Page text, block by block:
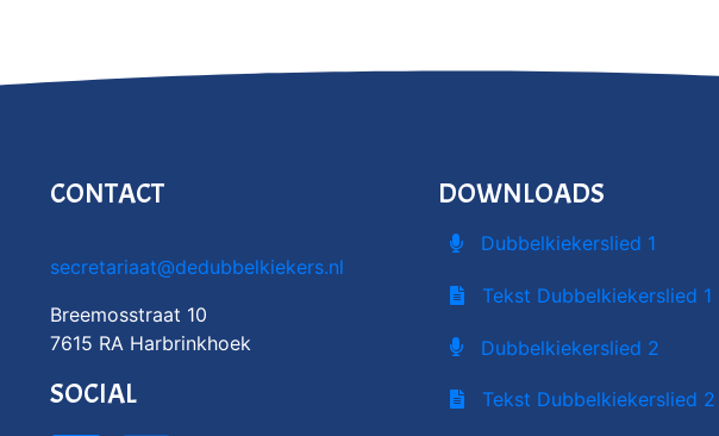
CONTACT
secretariaat@dedubbelkiekers.nl
Breemosstraat 10
7615 RA Harbrinkhoek
SOCIAL
DOWNLOADS
Dubbelkiekerslied 1
Tekst Dubbelkiekerslied 1
Dubbelkiekerslied 2
Tekst Dubbelkiekerslied 2